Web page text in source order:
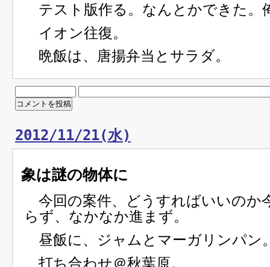
テスト版作る。なんとかできた。
イオン往復。
晩飯は、唐揚弁当とサラダ。
2012/11/21(水)
象は謎の物体に
今回の案件、どうすればいいのか
らず、なかなか進まず。
昼飯に、ジャムとマーガリンパン
打ち合わせ＠秋葉原。